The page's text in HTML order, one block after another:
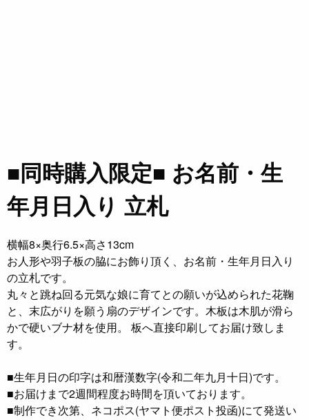
■同時購入限定■ お名前・生
年月日入り 立札
横幅8×奥行6.5×高さ13cm
お人形や羽子板の脇にお飾り頂く、お名前・生年月日入り
の立札です。
丸々と跳ね回る元気な娘に育てとの願いが込められた花鞠
と、末広がりを願う扇のデザインです。木板は木肌が滑ら
かで硬いブナ材を使用。 板へ直接印刷してお届け致しま
す。
■生年月日の印字は和暦漢数字(令和二年九月十日)です。
■お届けまで2週間程度お時間を頂いております。
■制作でき次第、ネコポス(ヤマト便ポスト投函)にて発送い